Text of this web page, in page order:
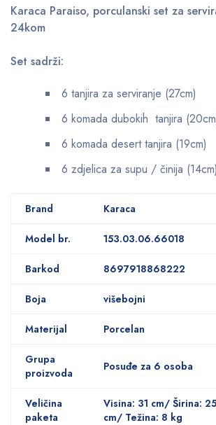
Karaca Paraiso, porculanski set za
24kom
Set sadrži:
6 tanjira za serviranje (27cm)
6 komada dubokih tanjira
6 komada desert tanjira (19cm)
6 zdjelica za supu / činija (14cm)
Brand Karaca
Model br. 153.03.06.66018
Barkod 8697918868222
Boja višebojni
Materijal Porcelan
Grupa
proizvoda
Posuđe za 6 osoba
Veličina
paketa
Visina: 31 cm/ Širina:
cm/ Težina: 8 kg